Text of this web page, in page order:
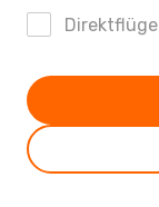
Direktflüge